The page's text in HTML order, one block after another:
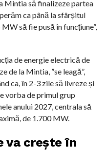
Mintia să finalizeze partea
ca până la sfârșitul
să fie pusă în funcțiune”,
de energie electrică de
de la Mintia, ”se leagă”,
ca, în 2-3 zile să livreze și
vorba de primul grup
anului 2027, centrala să
de 1.700 MW.
va crește în